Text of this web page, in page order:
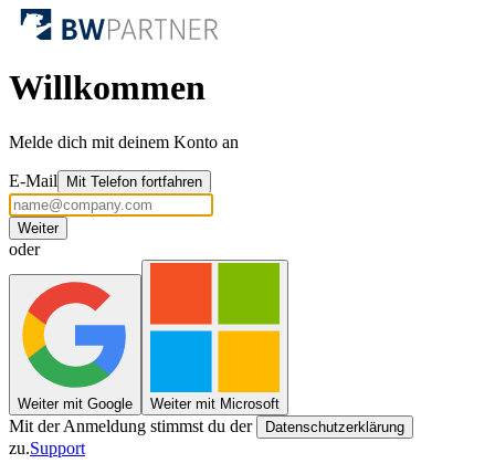
Willkommen
Melde dich mit deinem Konto an
E-Mail Mit Telefon fortfahren
Weiter
oder
Weiter mit Google Weiter mit Microsoft
Mit der Anmeldung stimmst du der Datenschutzerklärung
zu.Support